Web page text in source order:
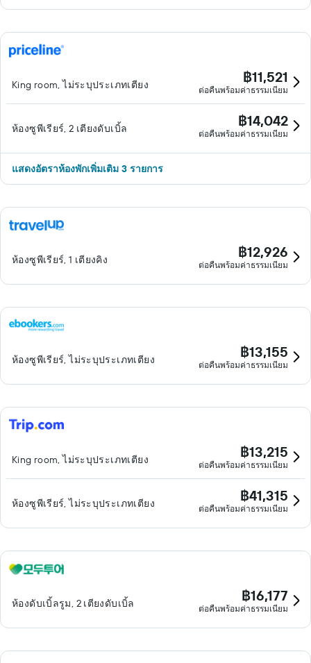
King room, ไม่ระบุประเภทเตียง ฿11,521
ต่อคืนพร้อมค่าธรรมเนียม
ห้องซูพีเรียร์, 2 เตียงดับเบิ้ล ฿14,042
ต่อคืนพร้อมค่าธรรมเนียม
แสดงอัตราห้องพักเพิ่มเติม 3 รายการ
ห้องซูพีเรียร์, 1 เตียงคิง ฿12,926
ต่อคืนพร้อมค่าธรรมเนียม
ห้องซูพีเรียร์, ไม่ระบุประเภทเตียง ฿13,155
ต่อคืนพร้อมค่าธรรมเนียม
King room, ไม่ระบุประเภทเตียง ฿13,215
ต่อคืนพร้อมค่าธรรมเนียม
ห้องซูพีเรียร์, ไม่ระบุประเภทเตียง ฿41,315
ต่อคืนพร้อมค่าธรรมเนียม
ห้องดับเบิ้ลรูม, 2 เตียงดับเบิ้ล ฿16,177
ต่อคืนพร้อมค่าธรรมเนียม